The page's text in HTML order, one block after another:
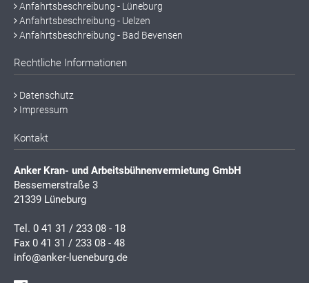
Anfahrtsbeschreibung - Lüneburg
Anfahrtsbeschreibung - Uelzen
Anfahrtsbeschreibung - Bad Bevensen
Rechtliche Informationen
Datenschutz
Impressum
Kontakt
Anker Kran- und Arbeitsbühnenvermietung GmbH
Bessemerstraße 3
21339 Lüneburg
Tel. 0 41 31 / 233 08 - 18
Fax 0 41 31 / 233 08 - 48
info@anker-lueneburg.de